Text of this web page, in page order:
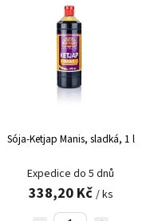
Sója-Ketjap Manis, sladká, 1 l
Expedice do 5 dnů
338,20 Kč / ks